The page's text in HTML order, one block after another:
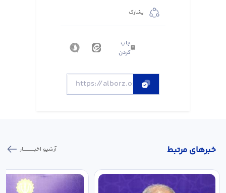
يشارك
چاپ
کردن
خبر‌های مرتبط آرشیو اخبـــــــــــار